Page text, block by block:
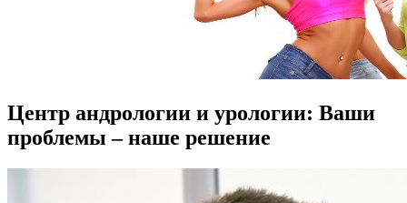
Центр андрологии и урологии: Ваши
проблемы – наше решение